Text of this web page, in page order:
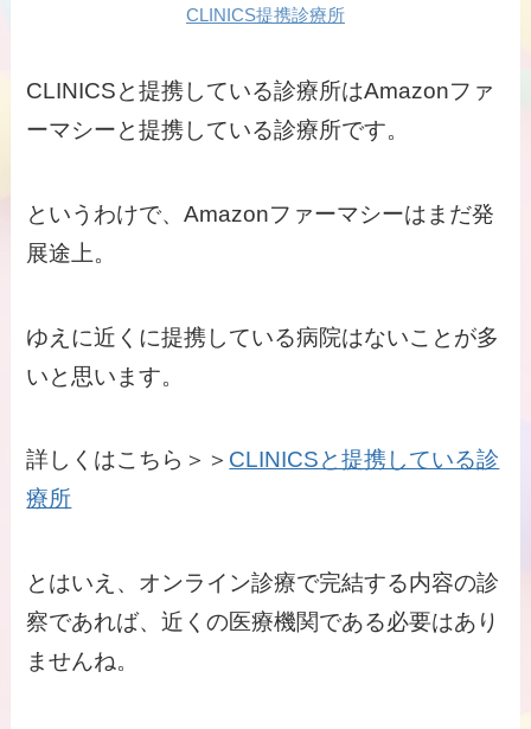
CLINICS提携診療所
CLINICSと提携している診療所はAmazonファ
ーマシーと提携している診療所です。
というわけで、Amazonファーマシーはまだ発
展途上。
ゆえに近くに提携している病院はないことが多
いと思います。
詳しくはこちら＞＞ CLINICSと提携している診
療所
とはいえ、オンライン診療で完結する内容の診
察であれば、近くの医療機関である必要はあり
ませんね。